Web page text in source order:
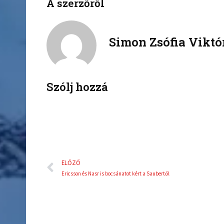
f
b
t
t
A szerzőről
Simon Zsófia
Szólj hozzá
Előző
ELŐZŐ
Ericsson és Nasr is bocsánatot kért a Saubertől